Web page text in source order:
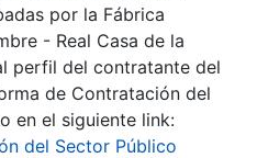
por la Fábrica
- Real Casa de la
perfil del contratante del
de Contratación del
en el siguiente link:
del Sector Público